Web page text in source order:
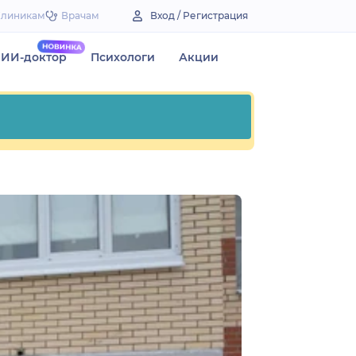
Врачам Вход / Регистрация
ИИ-доктор Психологи Акции